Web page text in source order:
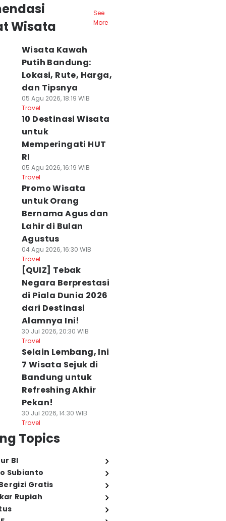
Wisata
See
More
Wisata Kawah
Putih Bandung:
Lokasi, Rute, Harga,
dan Tipsnya
05 Agu 2026, 18:19 WIB
Travel
10 Destinasi Wisata
untuk
Memperingati HUT
RI
05 Agu 2026, 16:19 WIB
Travel
Promo Wisata
untuk Orang
Bernama Agus dan
Lahir di Bulan
Agustus
04 Agu 2026, 16:30 WIB
Travel
[QUIZ] Tebak
Negara Berprestasi
di Piala Dunia 2026
dari Destinasi
Alamnya Ini!
30 Jul 2026, 20:30 WIB
Travel
Selain Lembang, Ini
7 Wisata Sejuk di
Bandung untuk
Refreshing Akhir
Pekan!
30 Jul 2026, 14:30 WIB
Travel
Topics
BI
Subianto
Gratis
Rupiah